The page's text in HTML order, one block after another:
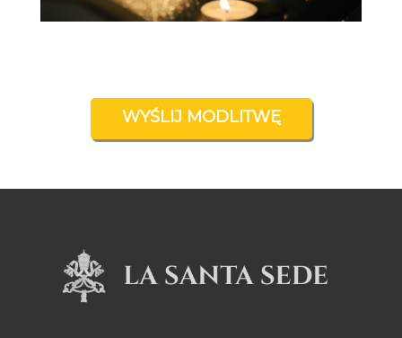
WYŚLIJ MODLITWĘ